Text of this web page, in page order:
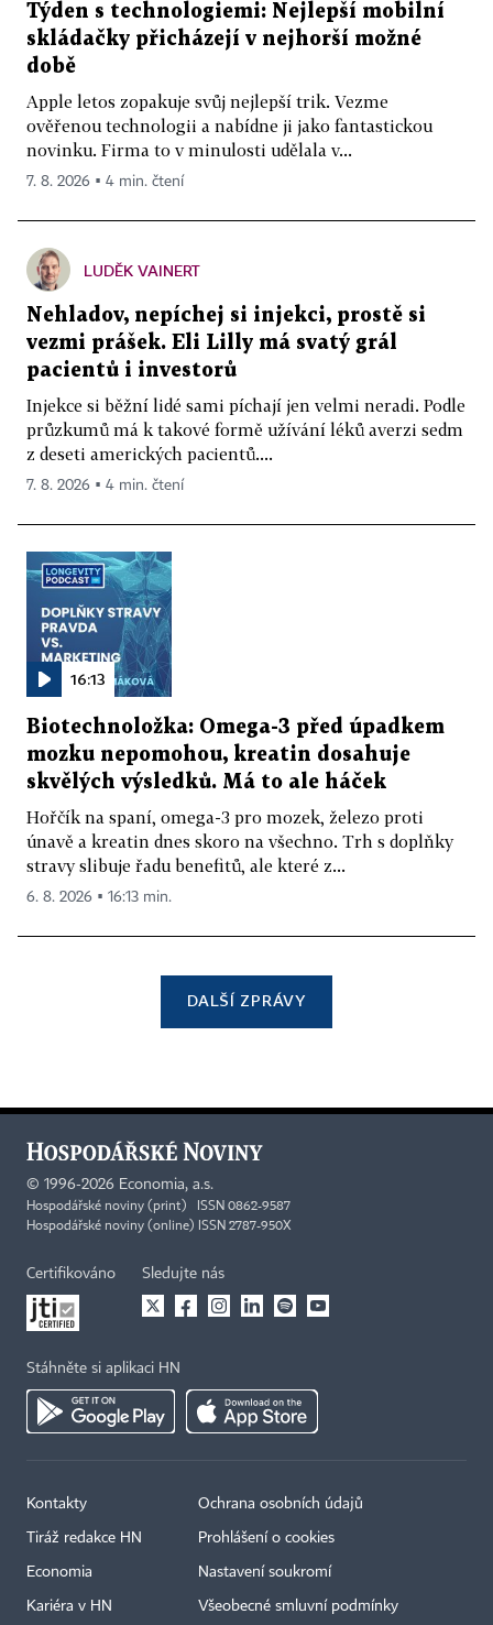
Týden s technologiemi: Nejlepší mobilní
skládačky přicházejí v nejhorší možné
době
Apple letos zopakuje svůj nejlepší trik. Vezme
ověřenou technologii a nabídne ji jako fantastickou
novinku. Firma to v minulosti udělala v...
7. 8. 2026 ▪ 4 min. čtení
LUDĚK VAINERT
Nehladov, nepíchej si injekci, prostě si
vezmi prášek. Eli Lilly má svatý grál
pacientů i investorů
Injekce si běžní lidé sami píchají jen velmi neradi. Podle
průzkumů má k takové formě užívání léků averzi sedm
z deseti amerických pacientů....
7. 8. 2026 ▪ 4 min. čtení
16:13
Biotechnoložka: Omega-3 před úpadkem
mozku nepomohou, kreatin dosahuje
skvělých výsledků. Má to ale háček
Hořčík na spaní, omega-3 pro mozek, železo proti
únavě a kreatin dnes skoro na všechno. Trh s doplňky
stravy slibuje řadu benefitů, ale které z...
6. 8. 2026 ▪ 16:13 min.
DALŠÍ ZPRÁVY
© 1996-2026 Economia, a.s.
Hospodářské noviny (print) ISSN 0862-9587
Hospodářské noviny (online) ISSN 2787-950X
Certifikováno Sledujte nás
Stáhněte si aplikaci HN
Kontakty
Tiráž redakce HN
Economia
Kariéra v HN
Ochrana osobních údajů
Prohlášení o cookies
Nastavení soukromí
Všeobecné smluvní podmínky